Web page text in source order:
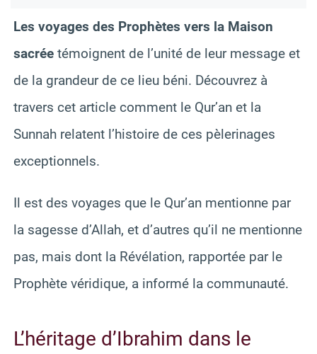
Les voyages des Prophètes vers la Maison
sacrée témoignent de l’unité de leur message et
de la grandeur de ce lieu béni. Découvrez à
travers cet article comment le Qur’an et la
Sunnah relatent l’histoire de ces pèlerinages
exceptionnels.
Il est des voyages que le Qur’an mentionne par
la sagesse d’Allah, et d’autres qu’il ne mentionne
pas, mais dont la Révélation, rapportée par le
Prophète véridique, a informé la communauté.
L’héritage d’Ibrahim dans le